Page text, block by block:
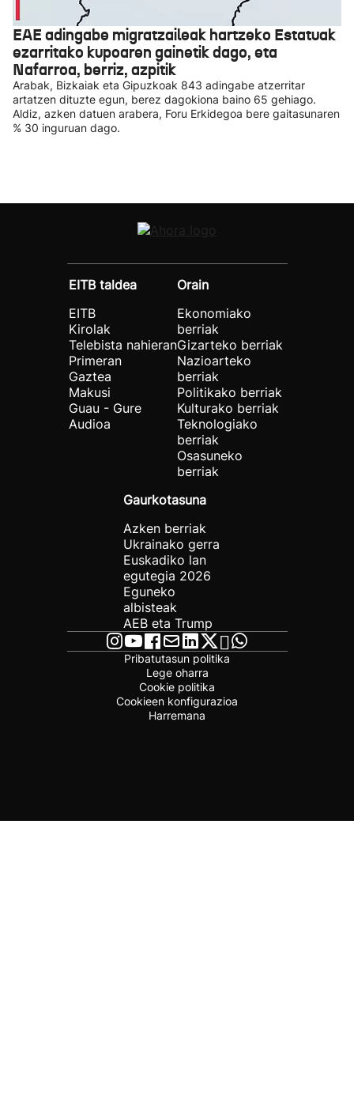
EAE adingabe migratzaileak hartzeko Estatuak
ezarritako kupoaren gainetik dago, eta
Nafarroa, berriz, azpitik
Arabak, Bizkaiak eta Gipuzkoak 843 adingabe atzerritar
artatzen dituzte egun, berez dagokiona baino 65 gehiago.
Aldiz, azken datuen arabera, Foru Erkidegoa bere gaitasunaren
% 30 inguruan dago.
EITB taldea
EITB
Kirolak
Telebista nahieran
Primeran
Gaztea
Makusi
Guau - Gure
Audioa
Orain
Ekonomiako
berriak
Gizarteko berriak
Nazioarteko
berriak
Politikako berriak
Kulturako berriak
Teknologiako
berriak
Osasuneko
berriak
Gaurkotasuna
Azken berriak
Ukrainako gerra
Euskadiko lan
egutegia 2026
Eguneko
albisteak
AEB eta Trump
Pribatutasun politika
Lege oharra
Cookie politika
Cookieen konfigurazioa
Harremana